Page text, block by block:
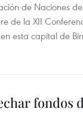
de Naciones
de la XII
esta capital de
fondos